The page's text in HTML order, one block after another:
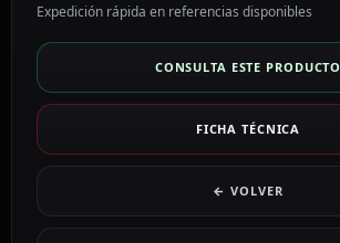
Expedición rápida en referencias disponibles
CONSULTA ESTE PRODUCTO
FICHA TÉCNICA
← VOLVER